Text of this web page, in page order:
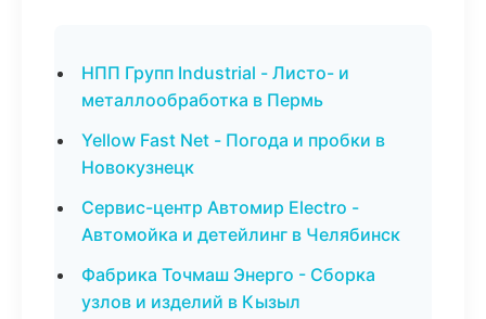
НПП Групп Industrial - Листо- и
металлообработка в Пермь
Yellow Fast Net - Погода и пробки в
Новокузнецк
Сервис-центр Автомир Electro -
Автомойка и детейлинг в Челябинск
Фабрика Точмаш Энерго - Сборка
узлов и изделий в Кызыл